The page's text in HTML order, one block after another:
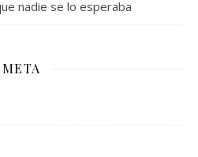
nadie se lo esperaba
META